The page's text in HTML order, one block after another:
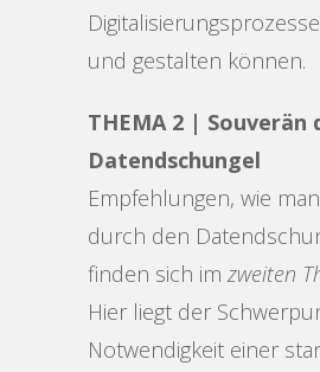
und gestalten können.
THEMA 2 | Souverän
Datendschungel
Empfehlungen, wie
durch den
finden sich im zweiten
Hier liegt der
Notwendigkeit einer